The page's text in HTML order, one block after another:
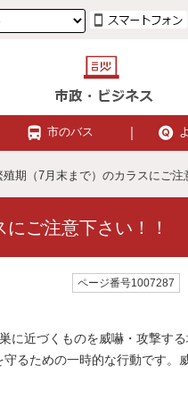
市のバス
殖期（7月末まで）のカラスにご注
ご注意下さい！！
ページ番号1007287
近づくものを威嚇・攻撃す
るための一時的な行動です。